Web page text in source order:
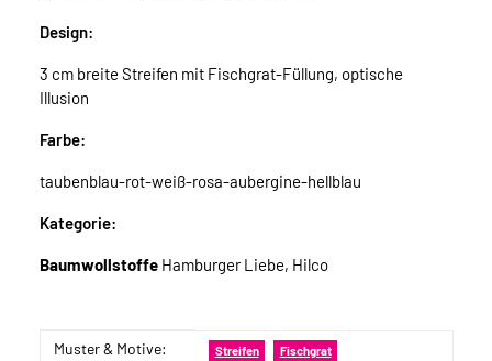
Design:
3 cm breite Streifen mit Fischgrat-Füllung, optische
Illusion
Farbe:
taubenblau-rot-weiß-rosa-aubergine-hellblau
Kategorie:
Baumwollstoffe Hamburger Liebe, Hilco
Produkteigenschaft
Wert
Muster & Motive: Streifen Fischgrat